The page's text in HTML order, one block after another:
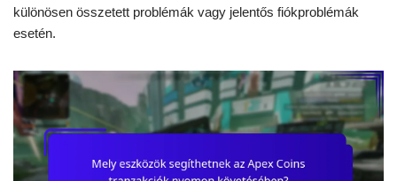
különösen összetett problémák vagy jelentős fiókproblémák
esetén.